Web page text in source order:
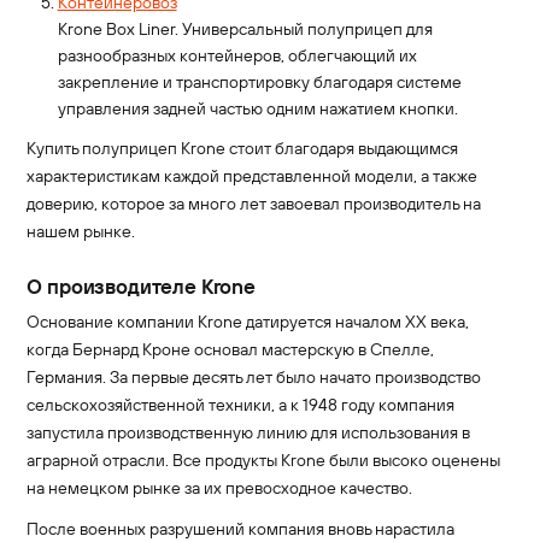
Krone Box Liner. Универсальный полуприцеп для
разнообразных контейнеров, облегчающий их
закрепление и транспортировку благодаря системе
управления задней частью одним нажатием кнопки.
Купить полуприцеп Krone стоит благодаря выдающимся
характеристикам каждой представленной модели, а также
доверию, которое за много лет завоевал производитель на
нашем рынке.
О производителе Krone
Основание компании Krone датируется началом XX века,
когда Бернард Кроне основал мастерскую в Спелле,
Германия. За первые десять лет было начато производство
сельскохозяйственной техники, а к 1948 году компания
запустила производственную линию для использования в
аграрной отрасли. Все продукты Krone были высоко оценены
на немецком рынке за их превосходное качество.
После военных разрушений компания вновь нарастила